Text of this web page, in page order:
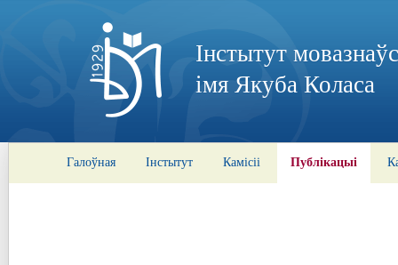
Інстытут
імя Якуба Коласа
Галоўная Інстытут Камісіі Публікацыі